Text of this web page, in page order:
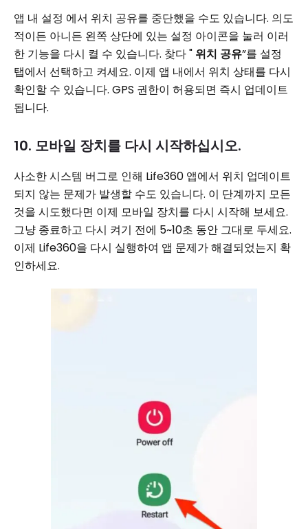
앱 내 설정 에서 위치 공유를 중단했을 수도 있습니다. 의도
적이든 아니든 왼쪽 상단에 있는 설정 아이콘을 눌러 이러
한 기능을 다시 켤 수 있습니다. 찾다 " 위치 공유”를 설정
탭에서 선택하고 켜세요. 이제 앱 내에서 위치 상태를 다시
확인할 수 있습니다. GPS 권한이 허용되면 즉시 업데이트
됩니다.
10. 모바일 장치를 다시 시작하십시오.
사소한 시스템 버그로 인해 Life360 앱에서 위치 업데이트
되지 않는 문제가 발생할 수도 있습니다. 이 단계까지 모든
것을 시도했다면 이제 모바일 장치를 다시 시작해 보세요.
그냥 종료하고 다시 켜기 전에 5~10초 동안 그대로 두세요.
이제 Life360을 다시 실행하여 앱 문제가 해결되었는지 확
인하세요.